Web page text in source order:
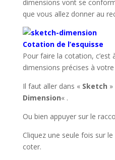
dimensions vont se
que vous allez donner au
Cotation de l’esquisse
Pour faire la cotation, c’est
dimensions précises à votre
Il faut aller dans « Sketch
Dimension« .
Ou bien appuyer sur le
Cliquez une seule fois sur
coter.